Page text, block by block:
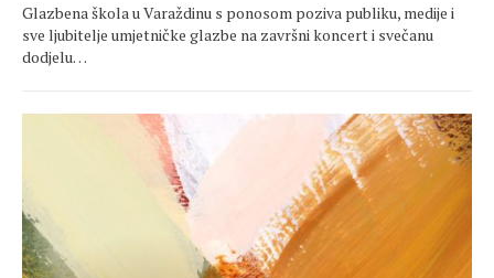
Glazbena škola u Varaždinu s ponosom poziva publiku, medije i
sve ljubitelje umjetničke glazbe na završni koncert i svečanu
dodjelu…